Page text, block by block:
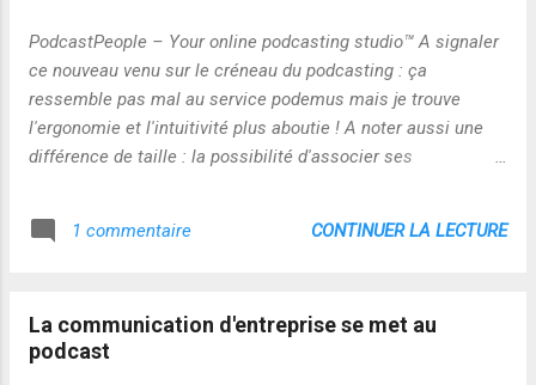
PodcastPeople – Your online podcasting studio™ A signaler
ce nouveau venu sur le créneau du podcasting : ça
ressemble pas mal au service podemus mais je trouve
l'ergonomie et l'intuitivité plus aboutie ! A noter aussi une
différence de taille : la possibilité d'associer ses
l'audience à générer des revenus : ça c'est vraiment
intéressant comme approche...enfin je trouve ! pas vous ?
1 commentaire CONTINUER LA LECTURE
La communication d'entreprise se met au
podcast